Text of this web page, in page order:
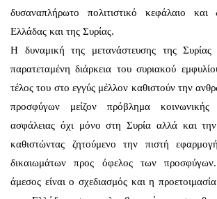
δυσαναπλήρωτο πολιτιστικό κεφάλαιο
Ελλάδας και της Συρίας.
Η δυναμική της μετανάστευσης της Συρίας
παρατεταμένη διάρκεια του συριακού
τέλος του στο εγγύς μέλλον καθιστούν την
προσφύγων μείζον πρόβλημα κοινωνικής
ασφάλειας όχι μόνο στη Συρία αλλά και την
καθιστώντας ζητούμενο την πιστή
δικαιωμάτων προς όφελος των
άμεσος είναι ο σχεδιασμός και η